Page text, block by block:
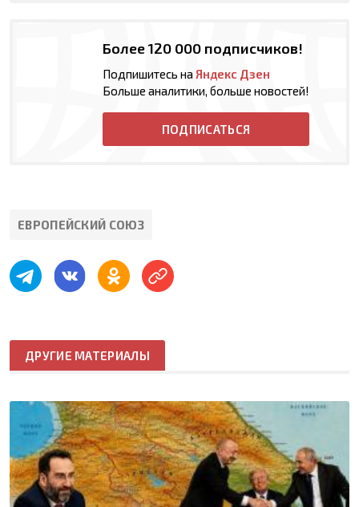
Более 120 000 подписчиков!
Подпишитесь на Яндекс Дзен
Больше аналитики, больше новостей!
ПОДПИСАТЬСЯ
ЕВРОПЕЙСКИЙ СОЮЗ
ДРУГИЕ МАТЕРИАЛЫ